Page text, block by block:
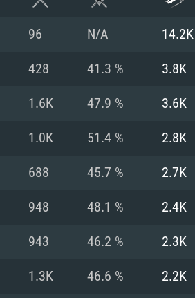
96 N/A 14.2K
428 41.3 % 3.8K
1.6K 47.9 % 3.6K
1.0K 51.4 % 2.8K
688 45.7 % 2.7K
948 48.1 % 2.4K
943 46.2 % 2.3K
1.3K 46.6 % 2.2K